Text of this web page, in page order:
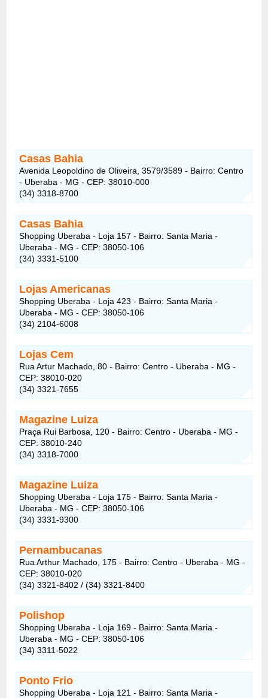
Casas Bahia
Avenida Leopoldino de Oliveira, 3579/3589 - Bairro: Centro
- Uberaba - MG - CEP: 38010-000
(34) 3318-8700
Casas Bahia
Shopping Uberaba - Loja 157 - Bairro: Santa Maria -
Uberaba - MG - CEP: 38050-106
(34) 3331-5100
Lojas Americanas
Shopping Uberaba - Loja 423 - Bairro: Santa Maria -
Uberaba - MG - CEP: 38050-106
(34) 2104-6008
Lojas Cem
Rua Artur Machado, 80 - Bairro: Centro - Uberaba - MG -
CEP: 38010-020
(34) 3321-7655
Magazine Luiza
Praça Rui Barbosa, 120 - Bairro: Centro - Uberaba - MG -
CEP: 38010-240
(34) 3318-7000
Magazine Luiza
Shopping Uberaba - Loja 175 - Bairro: Santa Maria -
Uberaba - MG - CEP: 38050-106
(34) 3331-9300
Pernambucanas
Rua Arthur Machado, 175 - Bairro: Centro - Uberaba - MG -
CEP: 38010-020
(34) 3321-8402 / (34) 3321-8400
Polishop
Shopping Uberaba - Loja 169 - Bairro: Santa Maria -
Uberaba - MG - CEP: 38050-106
(34) 3311-5022
Ponto Frio
Shopping Uberaba - Loja 121 - Bairro: Santa Maria -